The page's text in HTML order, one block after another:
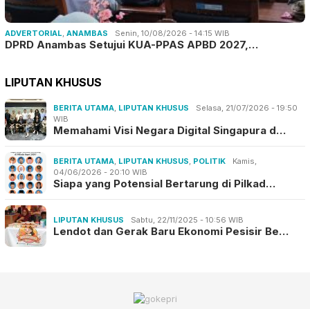
ADVERTORIAL, ANAMBAS Senin, 10/08/2026 - 14:15 WIB
DPRD Anambas Setujui KUA-PPAS APBD 2027,…
LIPUTAN KHUSUS
BERITA UTAMA, LIPUTAN KHUSUS
Selasa, 21/07/2026 - 19:50
WIB
Memahami Visi Negara Digital Singapura d…
BERITA UTAMA, LIPUTAN KHUSUS, POLITIK
Kamis,
04/06/2026 - 20:10 WIB
Siapa yang Potensial Bertarung di Pilkad…
LIPUTAN KHUSUS Sabtu, 22/11/2025 - 10:56 WIB
Lendot dan Gerak Baru Ekonomi Pesisir Be…